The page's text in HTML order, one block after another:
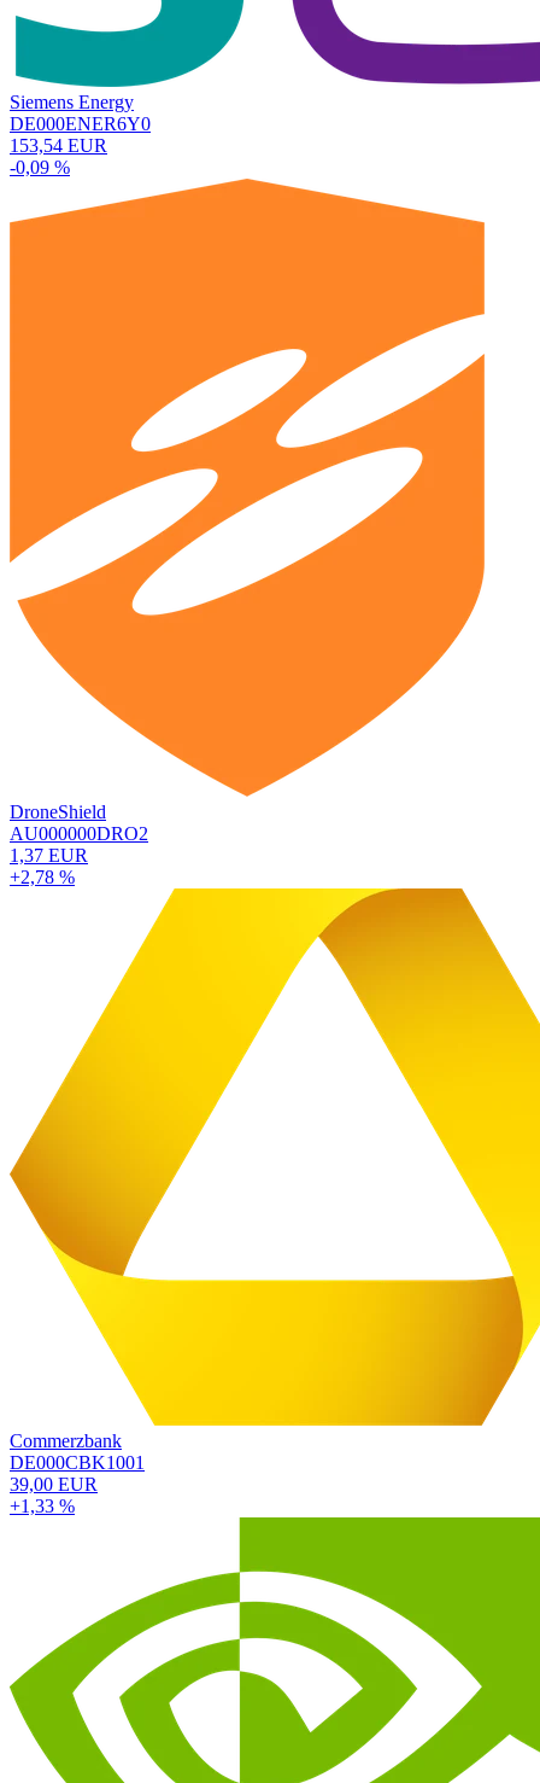
Siemens Energy
DE000ENER6Y0
153,54 EUR
-0,09 %
DroneShield
AU000000DRO2
1,37 EUR
+2,78 %
Commerzbank
DE000CBK1001
39,00 EUR
+1,33 %